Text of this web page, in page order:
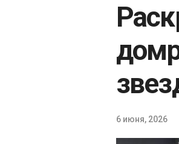
6 июня, 2026